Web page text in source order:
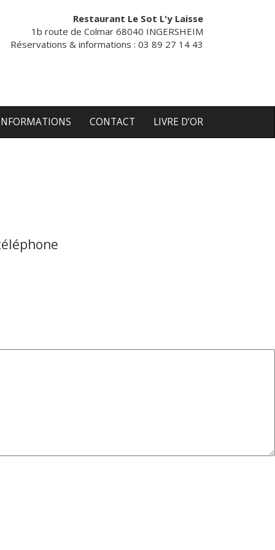
Restaurant Le Sot L'y Laisse
1b route de Colmar 68040 INGERSHEIM
Réservations & informations : 03 89 27 14 43
CONTACT LIVRE D’OR